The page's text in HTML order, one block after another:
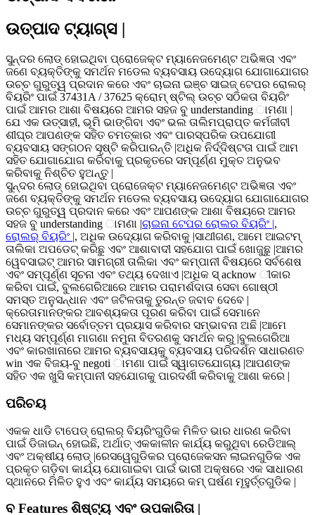
ଉତ୍ପାଦ ଟ୍ୟାଗ୍ସ |
ସୁନ୍ଦର ଲୋଡ୍ ହୋଇଥିବା ପ୍ରୋଜେକ୍ଟ ମ୍ୟାନେଜମେଣ୍ଟ ଅଭିଜ୍ଞତା ଏବଂ
ଜଣେ ବ୍ୟକ୍ତିଙ୍କୁ ସମର୍ଥନ ମଡେଲ ବ୍ୟବସାୟ ଉଦ୍ୟୋଗ ଯୋଗାଯୋଗର
ଉଚ୍ଚ ଗୁରୁତ୍ୱ ପ୍ରଦାନ କରେ ଏବଂ ଚାଇନା ଇଞ୍ଚ ସାଇଜ୍ ଟେପର ରୋଲର୍
ବିୟରିଂ ପାଇଁ 37431A / 37625 କ୍ରୋମ୍ ଷ୍ଟିଲ୍ ଉଚ୍ଚ ସଠିକତା ବିୟରିଂ
ପାଇଁ ଆମର ଆଶା ବିଷୟରେ ଆମର ସହଜ ବୁ understanding ାମଣା |
ଯେ ଏକ ଉତ୍ସାହୀ, ଭୂମି ଭାଙ୍ଗିବା ଏବଂ ଭଲ ତାଲିମପ୍ରାପ୍ତ କର୍ମଜୀବୀ
ଶୀଘ୍ର ଆପଣଙ୍କ ସହିତ ଚମତ୍କାର ଏବଂ ପାରସ୍ପରିକ ଉପଯୋଗୀ
ବ୍ୟବସାୟ ସଙ୍ଗଠନ ସୃଷ୍ଟି କରିପାରନ୍ତି |ଅଧିକ ନିର୍ଦ୍ଦିଷ୍ଟତା ପାଇଁ ଆମ
ସହିତ ଯୋଗାଯୋଗ କରିବାକୁ ପ୍ରକୃତରେ ସମ୍ପୂର୍ଣ୍ଣ ମୁକ୍ତ ଅନୁଭବ
କରିବାକୁ ନିଶ୍ଚିତ ହୁଅନ୍ତୁ |
ସୁନ୍ଦର ଲୋଡ୍ ହୋଇଥିବା ପ୍ରୋଜେକ୍ଟ ମ୍ୟାନେଜମେଣ୍ଟ ଅଭିଜ୍ଞତା ଏବଂ
ଜଣେ ବ୍ୟକ୍ତିଙ୍କୁ ସମର୍ଥନ ମଡେଲ ବ୍ୟବସାୟ ଉଦ୍ୟୋଗ ଯୋଗାଯୋଗର
ଉଚ୍ଚ ଗୁରୁତ୍ୱ ପ୍ରଦାନ କରେ ଏବଂ ଆପଣଙ୍କ ଆଶା ବିଷୟରେ ଆମର
ସହଜ ବୁ understanding ାମଣା |ଚାଇନା ଟେପର ରୋଲର ବିୟରିଂ |,
ରୋଲର୍ ବିୟରିଂ |, ଅଧିକ ଉଦ୍ୟୋଗ କରିବାକୁ |ସାଥୀଗଣ, ଆମେ ଆଇଟମ୍
ତାଲିକା ଅପଡେଟ୍ କରିଛୁ ଏବଂ ଆଶାବାଦୀ ସହଯୋଗ ପାଇଁ ଖୋଜୁଛୁ |ଆମର
ୱେବସାଇଟ୍ ଆମର ସାମଗ୍ରୀ ତାଲିକା ଏବଂ କମ୍ପାନୀ ବିଷୟରେ ସର୍ବଶେଷ
ଏବଂ ସମ୍ପୂର୍ଣ୍ଣ ସୂଚନା ଏବଂ ତଥ୍ୟ ଦେଖାଏ |ଅଧିକ ସ୍ acknow ୀକାର
କରିବା ପାଇଁ, ବୁଲଗେରିଆରେ ଆମର ପରାମର୍ଶଦାତା ସେବା ଗୋଷ୍ଠୀ
ସମସ୍ତ ଅନୁସନ୍ଧାନ ଏବଂ ଜଟିଳତାକୁ ତୁରନ୍ତ ଜବାବ ଦେବେ |
କ୍ରେତାମାନଙ୍କର ଆବଶ୍ୟକତା ପୂରଣ କରିବା ପାଇଁ ସେମାନେ
ସେମାନଙ୍କର ସର୍ବୋତ୍ତମ ପ୍ରୟାସ କରିବାର ସମ୍ଭାବନା ଅଛି |ଆମେ
ମଧ୍ୟ ସମ୍ପୂର୍ଣ୍ଣ ମାଗଣା ନମୁନା ବିତରଣକୁ ସମର୍ଥନ କରୁ |ବୁଲଗେରିଆ
ଏବଂ କାରଖାନାରେ ଆମର ବ୍ୟବସାୟକୁ ବ୍ୟବସାୟ ପରିଦର୍ଶନ ସାଧାରଣତ
win ଏକ ବିଜୟ-ବୁ negoti ାମଣା ପାଇଁ ସ୍ୱାଗତଯୋଗ୍ୟ |ଆପଣଙ୍କ
ସହିତ ଏକ ଖୁସି କମ୍ପାନୀ ସହଯୋଗକୁ ପାରଦର୍ଶୀ କରିବାକୁ ଆଶା କରେ |
ପରିଚୟ
ଏକକ ଧାଡି ଟାପେଡ୍ ରୋଲର୍ ବିୟରିଂଗୁଡିକ ମିଳିତ ଭାର ଧାରଣ କରିବା
ପାଇଁ ଡିଜାଇନ୍ ହୋଇଛି, ଅର୍ଥାତ୍ ଏକକାଳୀନ କାର୍ଯ୍ୟ କରୁଥିବା ରେଡିଆଲ୍
ଏବଂ ଅକ୍ଷୀୟ ଲୋଡ୍ |ରେସୱେଗୁଡିକର ପ୍ରୋଜେକସନ ଲାଇନଗୁଡିକ ଏକ
ପ୍ରକୃତ ଗଡ଼ିବା କାର୍ଯ୍ୟ ଯୋଗାଇବା ପାଇଁ ଭାରୀ ଅକ୍ଷରେ ଏକ ସାଧାରଣ
ସ୍ଥାନରେ ମିଳିତ ହୁଏ ଏବଂ କାର୍ଯ୍ୟ ସମୟରେ କମ୍ ଘର୍ଷଣ ମୂହୁର୍ତ୍ତଗୁଡିକ |
ବ Features ଶିଷ୍ଟ୍ୟ ଏବଂ ଉପକାରିତା |